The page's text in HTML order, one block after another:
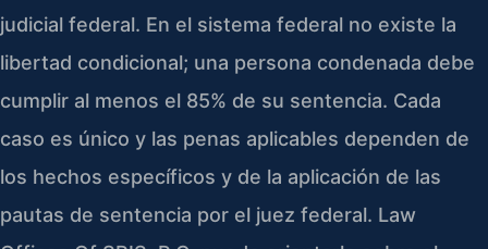
judicial federal. En el sistema federal no existe la
libertad condicional; una persona condenada debe
cumplir al menos el 85% de su sentencia. Cada
caso es único y las penas aplicables dependen de
los hechos específicos y de la aplicación de las
pautas de sentencia por el juez federal. Law